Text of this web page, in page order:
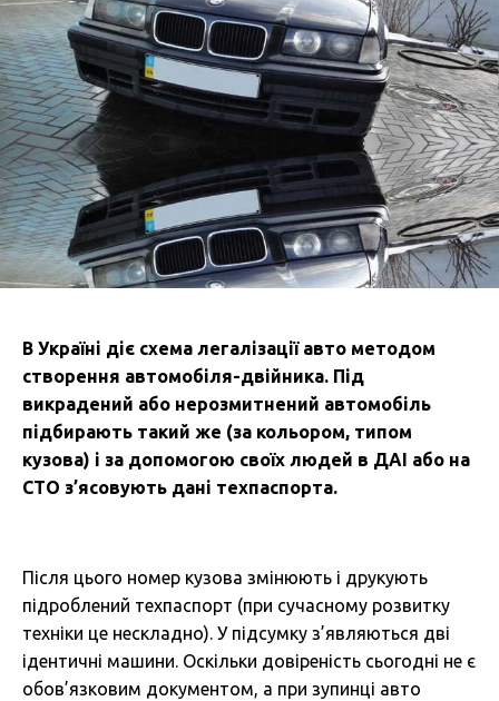
В Україні діє схема легалізації авто методом
створення автомобіля-двійника. Під
викрадений або нерозмитнений автомобіль
підбирають такий же (за кольором, типом
кузова) і за допомогою своїх людей в ДАІ або на
СТО з’ясовують дані техпаспорта.
Після цього номер кузова змінюють і друкують
підроблений техпаспорт (при сучасному розвитку
техніки це нескладно). У підсумку з’являються дві
ідентичні машини. Оскільки довіреність сьогодні не є
обов’язковим документом, а при зупинці авто